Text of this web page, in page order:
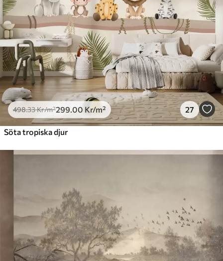
498.33Kr/m²299 .00 Kr/m² 27
Söta tropiska djur